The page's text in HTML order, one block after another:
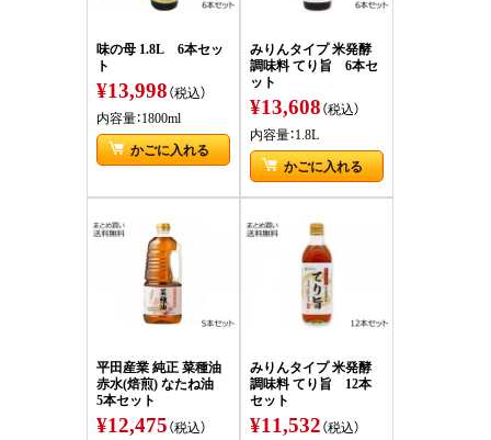
味の母 1.8L 6本セッ
ト
¥13,998（税込）
内容量：1800ml
かごに入れる
みりんタイプ 米発酵
調味料 てり旨 6本セ
ット
¥13,608（税込）
内容量：1.8L
かごに入れる
平田産業 純正 菜種油
赤水(焙煎) なたね油
5本セット
¥12,475（税込）
みりんタイプ 米発酵
調味料 てり旨 12本
セット
¥11,532（税込）